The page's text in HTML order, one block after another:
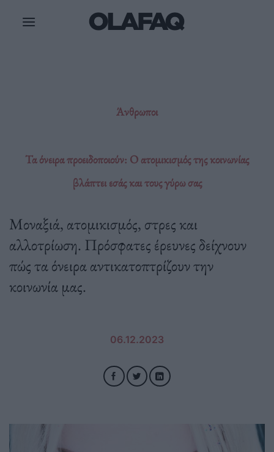
Άνθρωποι
Τα όνειρα προειδοποιούν: Ο ατομικισμός της κοινωνίας
βλάπτει εσάς και τους γύρω σας
Μοναξιά, ατομικισμός, στρες και
αλλοτρίωση. Πρόσφατες έρευνες δείχνουν
πώς τα όνειρα αντικατοπτρίζουν την
κοινωνία μας.
06.12.2023